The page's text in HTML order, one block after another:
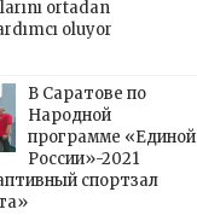
ortadan
oluyor
В Саратове по
Народной
программе «Единой
России»-2021
спортзал